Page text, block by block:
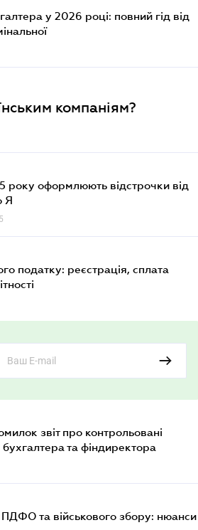
у 2026 році: повний гід від
компаніям?
року оформлюють відстрочки від
Я
податку: реєстрація, сплата
звіт про контрольовані
бухгалтера та фіндиректора
ПДФО та військового збору: нюанси